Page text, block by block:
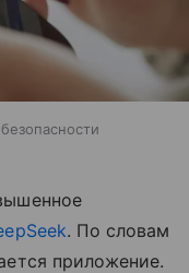
. По словам
приложение.